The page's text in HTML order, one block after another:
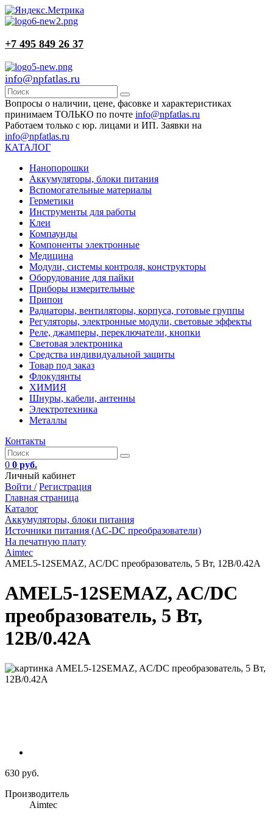
+7 495 849 26 37
info@npfatlas.ru
Вопросы о наличии, цене, фасовке и характеристиках
принимаем ТОЛЬКО по почте info@npfatlas.ru
Работаем только с юр. лицами и ИП. Заявки на
info@npfatlas.ru
КАТАЛОГ
Нанопорошки
Аккумуляторы, блоки питания
Вспомогательные материалы
Герметики
Инструменты для работы
Клеи
Компаунды
Компоненты электронные
Медицина
Модули, системы контроля, конструкторы
Оборудование для пайки
Приборы измерительные
Припои
Радиаторы, вентиляторы, корпуса, готовые группы
Регуляторы, электронные модули, световые эффекты
Реле, джамперы, переключатели, кнопки
Световая электроника
Средства индивидуальной защиты
Товар под заказ
Флокулянты
ХИМИЯ
Шнуры, кабели, антенны
Электротехника
Металлы
Контакты
0 0 руб.
Личный кабинет
Войти / Регистрация
Главная страница
Каталог
Аккумуляторы, блоки питания
Источники питания (AC-DC преобразователи)
На печатную плату
Aimtec
AMEL5-12SEMAZ, AC/DC преобразователь, 5 Вт, 12В/0.42А
AMEL5-12SEMAZ, AC/DC
преобразователь, 5 Вт,
12В/0.42А
630 руб.
Производитель
Aimtec